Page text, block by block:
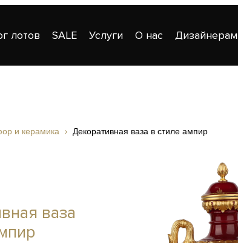
лотов SALE Услуги О нас Дизайнерам
и керамика Декоративная ваза в стиле ампир
ваза